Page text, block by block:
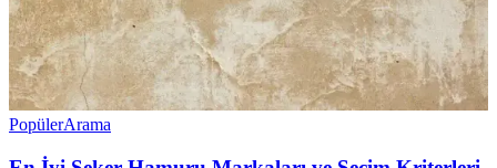
PopülerArama